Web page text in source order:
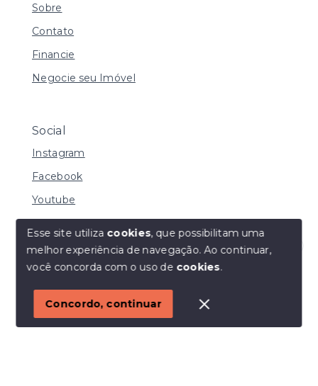
Olá! Estamos disponíveis para te ajudar.
Sobre
Contato
Financie
Negocie seu Imóvel
Social
Instagram
Facebook
Youtube
© Copyright 2026 - I URBE CONSULTORIA
IMOBILIÁRIA | CRECI 33.934 J - Todos os direitos
SITE PARA IMOBILIARIA
Esse site utiliza cookies, que possibilitam uma
melhor experiência de navegação.Ao continuar,
você concorda com o uso de cookies.
Concordo, continuar